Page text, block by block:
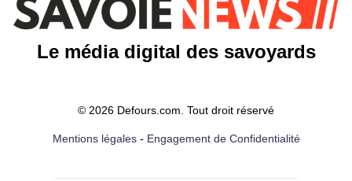
Le média digital des savoyards
© 2026 Defours.com. Tout droit réservé
Mentions légales- Engagement de Confidentialité